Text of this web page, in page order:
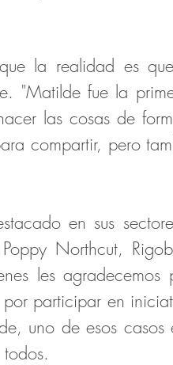
la realidad es
"Matilde fue la
las cosas de
compartir, pero
en sus
Northcut,
les agradecemos
participar en
uno de esos casos